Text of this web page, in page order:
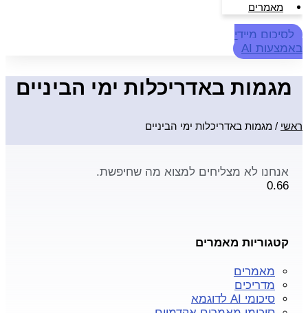
מאמרים
לסיכום מיידי
באמצעות AI
מגמות באדריכלות ימי הביניים
ראשי / מגמות באדריכלות ימי הביניים
אנחנו לא מצליחים למצוא מה שחיפשת.
קטגוריות מאמרים
מאמרים
מדריכים
סיכומי AI לדוגמא